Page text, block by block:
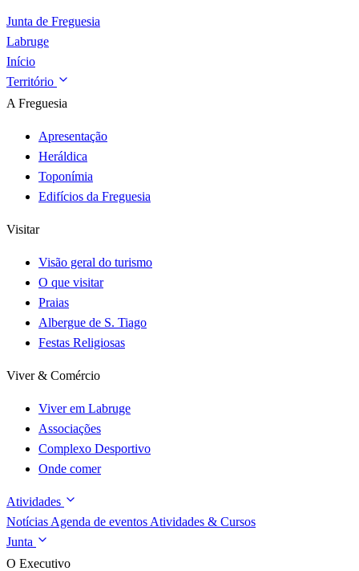
Junta de Freguesia
Labruge
Início
Território
A Freguesia
Apresentação
Heráldica
Toponímia
Edifícios da Freguesia
Visitar
Visão geral do turismo
O que visitar
Praias
Albergue de S. Tiago
Festas Religiosas
Viver & Comércio
Viver em Labruge
Associações
Complexo Desportivo
Onde comer
Atividades
Notícias Agenda de eventos Atividades & Cursos
Junta
O Executivo